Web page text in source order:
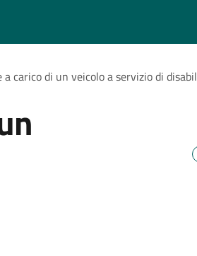
carico di un veicolo a servizio di